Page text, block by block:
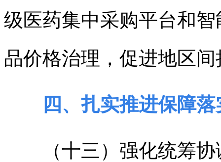
级医药集中采购平台和
品价格治理，促进地区
四、扎实推进保障
（十三）强化统筹协